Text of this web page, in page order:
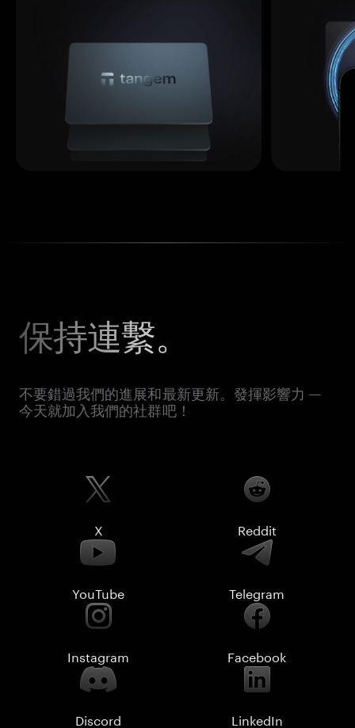
保持連繫。
不要錯過我們的進展和最新更新。發揮影響力 —
今天就加入我們的社群吧！
X Reddit
YouTube Telegram
Instagram Facebook
Discord LinkedIn